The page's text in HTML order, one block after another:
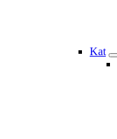
Kat